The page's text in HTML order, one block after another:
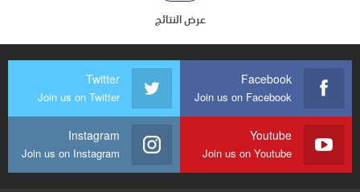
عرض النتائج
Facebook
Join us on Facebook
Twitter
Join us on Twitter
Youtube
Join us on Youtube
Instagram
Join us on Instagram